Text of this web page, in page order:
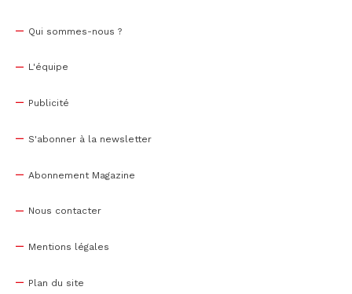
Qui sommes-nous ?
L'équipe
Publicité
S'abonner à la newsletter
Abonnement Magazine
Nous contacter
Mentions légales
Plan du site